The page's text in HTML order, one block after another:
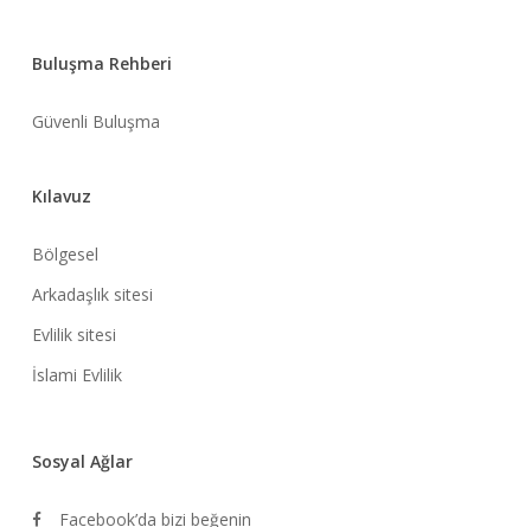
Buluşma Rehberi
Güvenli Buluşma
Kılavuz
Bölgesel
Arkadaşlık sitesi
Evlilik sitesi
İslami Evlilik
Sosyal Ağlar
Facebook’da bizi beğenin